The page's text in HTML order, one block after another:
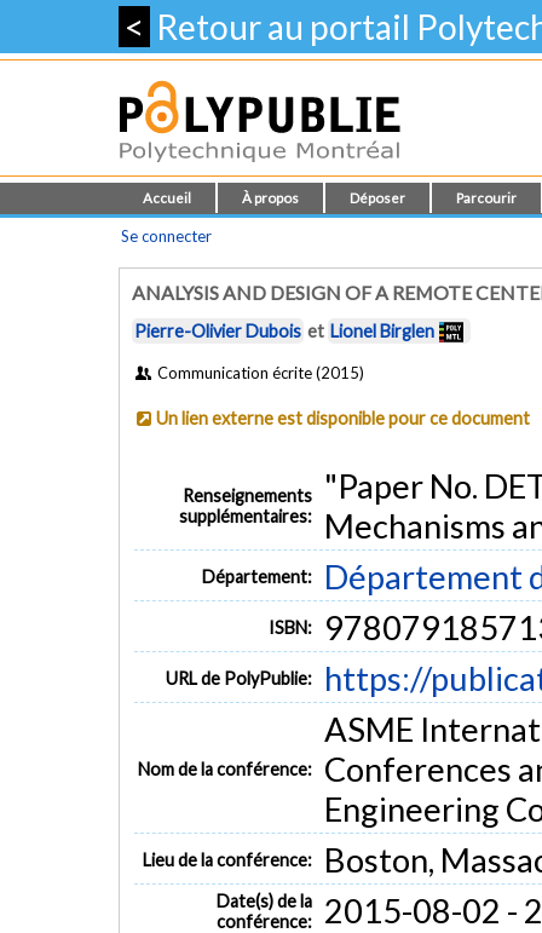
< Retour au portail
Accueil À propos Déposer Parcourir
Se connecter
ANALYSIS AND DESIGN OF A REMOTE
Pierre-Olivier Dubois et Lionel Birglen
Communication écrite (2015)
Un lien externe est disponible pour ce document
Renseignements
supplémentaires:
"Paper No.
Mechanisms
Département: Département
ISBN:
URL de PolyPublie: https://
Nom de la conférence:
ASME
Conferences
Engineering
Lieu de la conférence: Boston,
Date(s) de la
conférence:
2015-08-02 -